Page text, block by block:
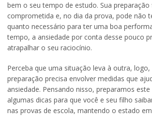
bem o seu tempo de estudo. Sua preparação
comprometida e, no dia da prova, pode não
quanto necessário para ter uma boa
tempo, a ansiedade por conta desse pouco
atrapalhar o seu raciocínio.
Perceba que uma situação leva à outra,
preparação precisa envolver medidas que
ansiedade. Pensando nisso, preparamos
algumas dicas para que você e seu filho
nas provas de escola, mantendo o estado